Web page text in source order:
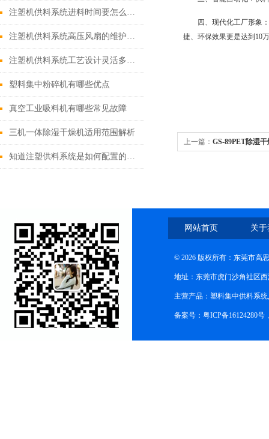
注塑机供料系统进料时间要怎么设定？
注塑机供料系统高压风扇的维护你会做吗？
注塑机供料系统工艺设计灵活多样，高效节能
塑料集中粉碎机有哪些优点
真空工业吸料机有哪些常见故障
三机一体除湿干燥机适用范围解析
知道注塑供料系统是如何配置的吗？
四、现代化工厂形象
捷、环保效果更是达到10
上一篇： GS-89PET除湿干
网站首页 关
© 2026 版权所有：东莞市高
地址：东莞市虎门沙角社区
主营产品：塑料集中供料系
备案号：粤ICP备16124280号